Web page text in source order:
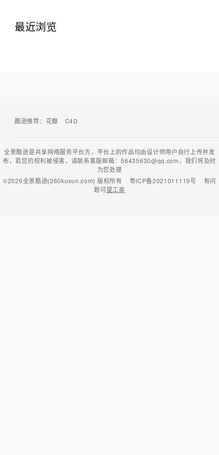
最近浏览
酷逊推荐： 花瓣 C4D
全景酷逊是共享网络服务平台方，平台上的作品均由设计师用户自行上传并发
布，若您的权利被侵害，请联系客服邮箱：56435630@qq.com，我们将及时
为您处理
©2026全景酷逊(360kuxun.com) 版权所有 粤ICP备2021011119号
有问
题可提工单